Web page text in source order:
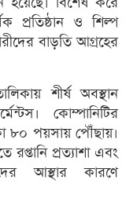
প্রতিষ্ঠান ও শিল্প
বাড়তি আগ্রহের
শীর্ষ অবস্থান
কোম্পানিটির
৮০ পয়সায় পৌঁছায়।
প্রত্যাশা এবং
আস্থার কারণে